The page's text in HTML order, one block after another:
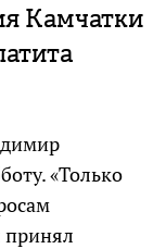
Камчатки
«Только
принял